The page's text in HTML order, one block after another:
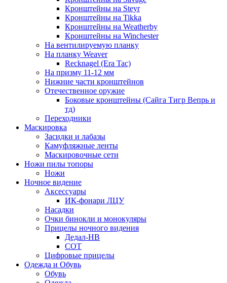
Кронштейны на Steyr
Кронштейны на Tikka
Кронштейны на Weatherby
Кронштейны на Winchester
На вентилируемую планку
На планку Weaver
Recknagel (Era Tac)
На призму 11-12 мм
Нижние части кронштейнов
Отечественное оружие
Боковые кронштейны (Сайга Тигр Вепрь и
тд)
Переходники
Маскировка
Засидки и лабазы
Камуфляжные ленты
Маскировочные сети
Ножи пилы топоры
Ножи
Ночное видение
Аксессуары
ИК-фонари ЛЦУ
Насадки
Очки бинокли и монокуляры
Прицелы ночного видения
Дедал-НВ
СОТ
Цифровые прицелы
Одежда и Обувь
Обувь